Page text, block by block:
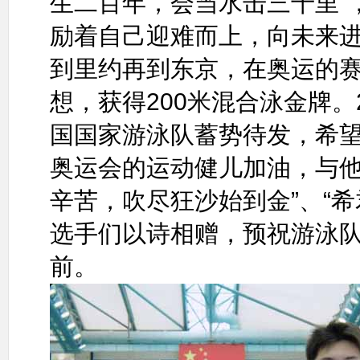
励着自己迎难而上，向未来
到里约再到东京，在奥运的
想，获得200米混合泳金牌
国国家游泳队蓄势待发，希
奥运会的运动健儿加油，与
辛苦，吹尽狂沙始到金”、“
选手们以诗相赠，预祝游泳
前。